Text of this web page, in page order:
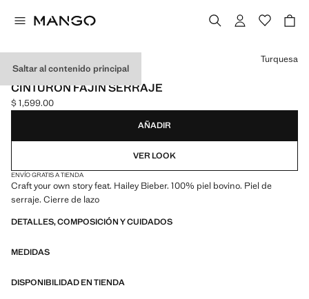
Saltar al contenido principal
MANGO STARRING HAILEY BIEBER
CINTURÓN FAJÍN SERRAJE
Precio actual [$ 1,599.00 ]
$ 1,599.00
Selecciona un color
Turquesa
AÑADIR
VER LOOK
ENVÍO GRATIS A TIENDA
Craft your own story feat. Hailey Bieber. 100% piel bovino. Piel de
serraje. Cierre de lazo
DETALLES, COMPOSICIÓN Y CUIDADOS
MEDIDAS
DISPONIBILIDAD EN TIENDA